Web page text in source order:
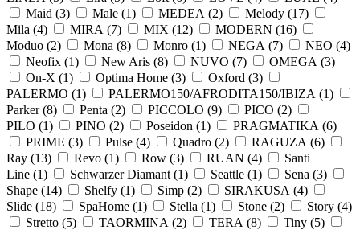
Maid (3) Male (1) MEDEA (2) Melody (17)
Mila (4) MIRA (7) MIX (12) MODERN (16)
Moduo (2) Mona (8) Monro (1) NEGA (7) NEO (4)
Neofix (1) New Aris (8) NUVO (7) OMEGA (3)
On-X (1) Optima Home (3) Oxford (3)
PALERMO (1) PALERMO150/AFRODITA150/IBIZA (1)
Parker (8) Penta (2) PICCOLO (9) PICO (2)
PILO (1) PINO (2) Poseidon (1) PRAGMATIKA (6)
PRIME (3) Pulse (4) Quadro (2) RAGUZA (6)
Ray (13) Revo (1) Row (3) RUAN (4)
Santi
Line (1) Schwarzer Diamant (1) Seattle (1) Sena (3)
Shape (14) Shelfy (1) Simp (2) SIRAKUSA (4)
Slide (18) SpaHome (1) Stella (1) Stone (2) Story (4)
Stretto (5) TAORMINA (2) TERA (8) Tiny (5)